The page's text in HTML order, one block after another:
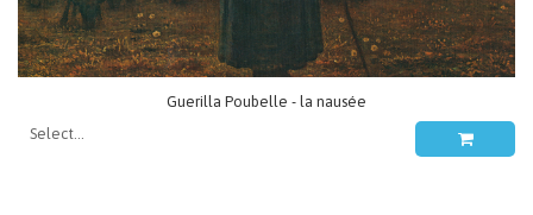
Guerilla Poubelle - la nausée